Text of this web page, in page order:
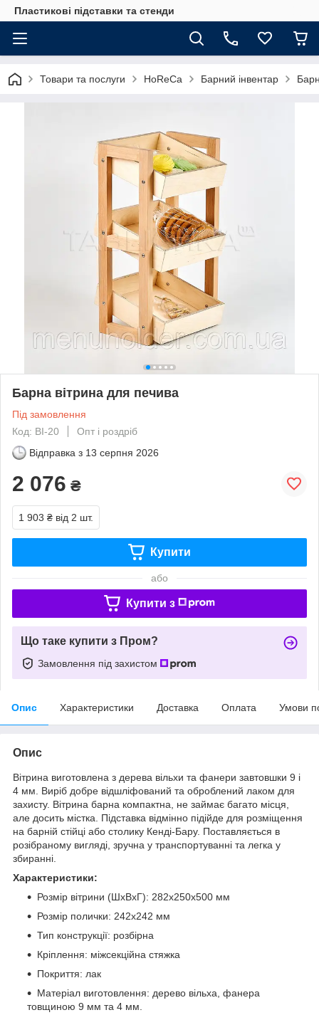
Пластикові підставки та стенди
Товари та послуги HoReCa Барний інвентар
Барна вітрина для печива
Під замовлення
Код: BI-20
Опт і роздріб
Відправка з 13 серпня 2026
2 076 ₴
1 903 ₴ від 2 шт.
Купити
або
Купити з
Що таке купити з Пром?
Замовлення під захистом
Опис Характеристики Доставка Оплата Умови
Опис
Вітрина виготовлена ​​з дерева вільхи та фанери завтовшки 9 і
4 мм. Виріб добре відшліфований та оброблений лаком для
захисту. Вітрина барна компактна, не займає багато місця,
але досить містка. Підставка відмінно підійде для розміщення
на барній стійці або столику Кенді-Бару. Поставляється в
розібраному вигляді, зручна у транспортуванні та легка у
збиранні.
Характеристики:
Розмір вітрини (ШхВхГ): 282х250х500 мм
Розмір полички: 242х242 мм
Тип конструкції: розбірна
Кріплення: міжсекційна стяжка
Покриття: лак
Матеріал виготовлення: дерево вільха, фанера
товщиною 9 мм та 4 мм.